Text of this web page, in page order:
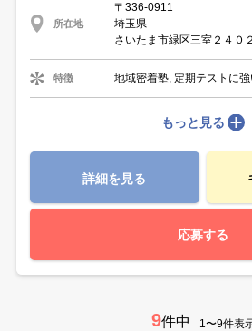
所在地
〒336-0911
埼玉県
さいたま市緑区三室２４０
特徴 地域密着塾, 定期テストに強
もっと見る
詳細を見る
応募する
9件中 1〜9件表